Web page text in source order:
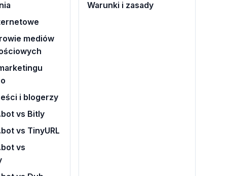
mediów
i blogerzy
vs Bitly
vs TinyURL
vs
Warunki i zasady